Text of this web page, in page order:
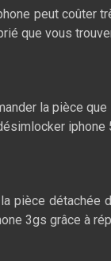
peut coûter
que vous
la pièce
iphone
pièce détachée
3gs grâce à